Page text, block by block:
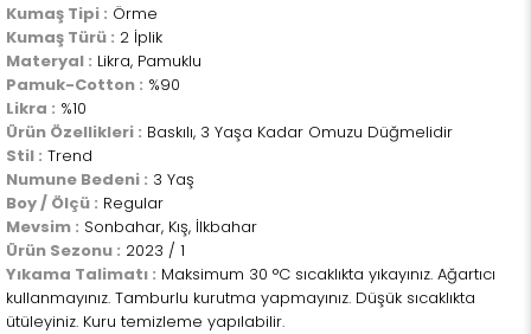
Kumaş Tipi : Örme
Kumaş Türü : 2 İplik
Materyal : Likra, Pamuklu
Pamuk-Cotton : %90
Likra : %10
Ürün Özellikleri : Baskılı, 3 Yaşa Kadar Omuzu Düğmelidir
Stil : Trend
Numune Bedeni : 3 Yaş
Boy / Ölçü : Regular
Mevsim : Sonbahar, Kış, İlkbahar
Ürün Sezonu : 2023 / 1
Yıkama Talimatı : Maksimum 30 °C sıcaklıkta yıkayınız. Ağartıcı
kullanmayınız. Tamburlu kurutma yapmayınız. Düşük sıcaklıkta
ütüleyiniz. Kuru temizleme yapılabilir.